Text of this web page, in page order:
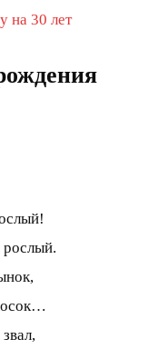
на 30 лет